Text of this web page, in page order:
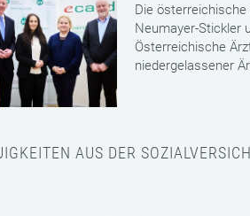
Die
Neumayer-Stickler
Österreichische
niedergelassener
AUS DER